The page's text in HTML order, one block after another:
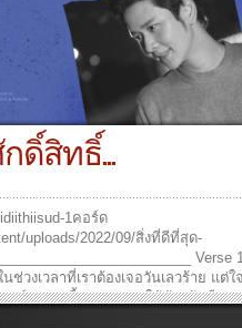
Sarita Suveera, Pasit
Pasit PattaranukoolColorist: Sarita
ะองค์ มั่นคงทุกๆ วันติดตามฉันเรื่อยไป
ค์ทรงตามหาให้ฉันได้หวนคืนมา ในอ้อ
ลง Verse:ไม่ใช่คน ที่น่ารัก แต่พระอง
ทรงอภัยไถ่ตัวฉันให้พ้นความบาปคว
องค์แสนยิ่งใหญ่ฉันจึงสรรเสริญเรื่อย
ยซูขอบคุณพระเยซู ที่ทรงไถ่ตัวฉันใน
ได้หวนคืนมา ในอ้อมแขนพระองค์ผู้ที่
ดิ์สิทธิ์...
1คอร์ด
uploads/2022/09/สิ่งที่ดีที่สุด-
Verse
ช่วงเวลาที่เราต้องเจอวันเลวร้าย แต่
องค์อยู่ตรงนี้Chorus:ต่อให้ท้องฟ้ามืดม